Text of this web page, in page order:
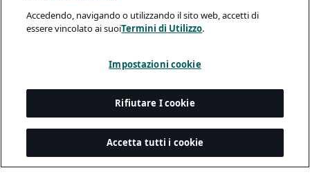
Accedendo, navigando o utilizzando il sito web, accetti di
essere vincolato ai suoiTermini di Utilizzo.
Impostazioni cookie
Rifiutare I cookie
Accetta tutti i cookie